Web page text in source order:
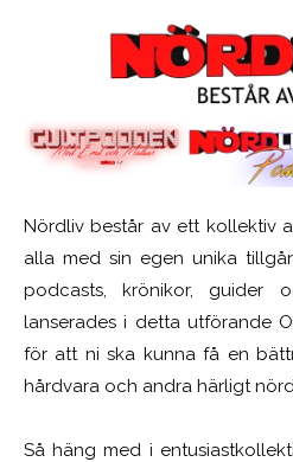
Nördliv består av ett kollektiv
alla med sin egen unika
podcasts, krönikor, guider
lanserades i detta utförande
för att ni ska kunna få en
hårdvara och andra härligt
Så häng med i